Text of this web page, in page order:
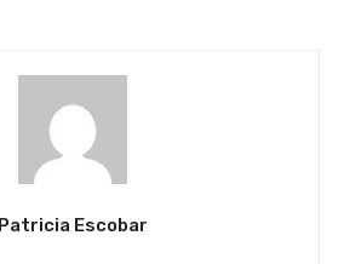
Patricia Escobar